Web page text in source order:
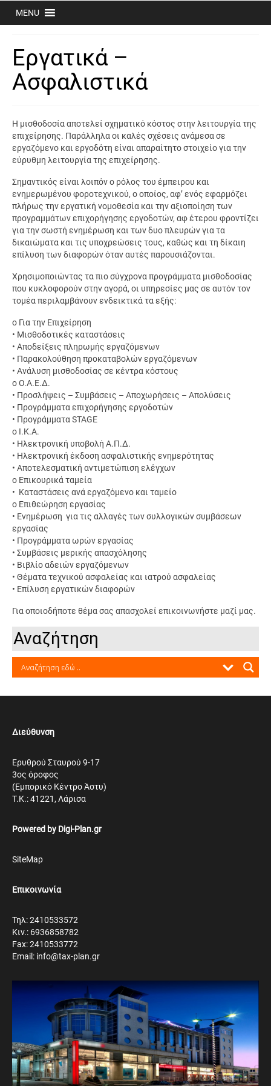
MENU
Εργατικά –
Ασφαλιστικά
Η μισθοδοσία αποτελεί σχηματικό κόστος στην λειτουργία της
επιχείρησης. Παράλληλα οι καλές σχέσεις ανάμεσα σε
εργαζόμενο και εργοδότη είναι απαραίτητο στοιχείο για την
εύρυθμη λειτουργία της επιχείρησης.
Σημαντικός είναι λοιπόν ο ρόλος του έμπειρου και
ενημερωμένου φοροτεχνικού, ο οποίος, αφ’ ενός εφαρμόζει
πλήρως την εργατική νομοθεσία και την αξιοποίηση των
προγραμμάτων επιχορήγησης εργοδοτών, αφ έτερου φροντίζει
για την σωστή ενημέρωση και των δυο πλευρών για τα
δικαιώματα και τις υποχρεώσεις τους, καθώς και τη δίκαιη
επίλυση των διαφορών όταν αυτές παρουσιάζονται.
Χρησιμοποιώντας τα πιο σύγχρονα προγράμματα μισθοδοσίας
που κυκλοφορούν στην αγορά, οι υπηρεσίες μας σε αυτόν τον
τομέα περιλαμβάνουν ενδεικτικά τα εξής:
o Για την Επιχείρηση
• Μισθοδοτικές καταστάσεις
• Αποδείξεις πληρωμής εργαζόμενων
• Παρακολούθηση προκαταβολών εργαζόμενων
• Ανάλυση μισθοδοσίας σε κέντρα κόστους
o Ο.Α.Ε.Δ.
• Προσλήψεις – Συμβάσεις – Αποχωρήσεις – Απολύσεις
• Προγράμματα επιχορήγησης εργοδοτών
• Προγράμματα STAGE
o Ι.Κ.Α.
• Ηλεκτρονική υποβολή Α.Π.Δ.
• Ηλεκτρονική έκδοση ασφαλιστικής ενημερότητας
• Αποτελεσματική αντιμετώπιση ελέγχων
o Επικουρικά ταμεία
• Καταστάσεις ανά εργαζόμενο και ταμείο
o Επιθεώρηση εργασίας
• Ενημέρωση για τις αλλαγές των συλλογικών συμβάσεων
εργασίας
• Προγράμματα ωρών εργασίας
• Συμβάσεις μερικής απασχόλησης
• Βιβλίο αδειών εργαζόμενων
• Θέματα τεχνικού ασφαλείας και ιατρού ασφαλείας
• Επίλυση εργατικών διαφορών
Για οποιοδήποτε θέμα σας απασχολεί επικοινωνήστε μαζί μας.
Αναζήτηση
Διεύθυνση
Ερυθρού Σταυρού 9-17
3ος όροφος
(Εμπορικό Κέντρο Άστυ)
Τ.Κ.: 41221, Λάρισα
Powered by Digi-Plan.gr
SiteMap
Επικοινωνία
Τηλ: 2410533572
Κιν.: 6936858782
Fax: 2410533772
Email: info@tax-plan.gr